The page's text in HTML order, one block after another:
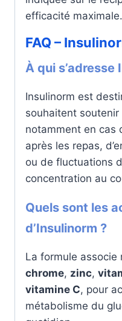
efficacité maximale.
FAQ –
À qui s’adresse
Insulinorm est
souhaitent soutenir
notamment en cas
après les repas,
ou de fluctuations
concentration au
Quels sont les
d’Insulinorm ?
La formule associe
chrome, zinc,
vitamine C, pour
métabolisme du